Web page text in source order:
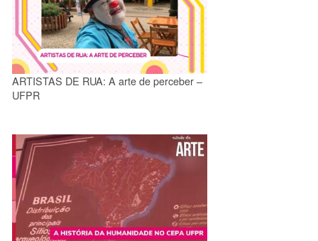
ARTISTAS DE RUA: A arte de perceber –
UFPR